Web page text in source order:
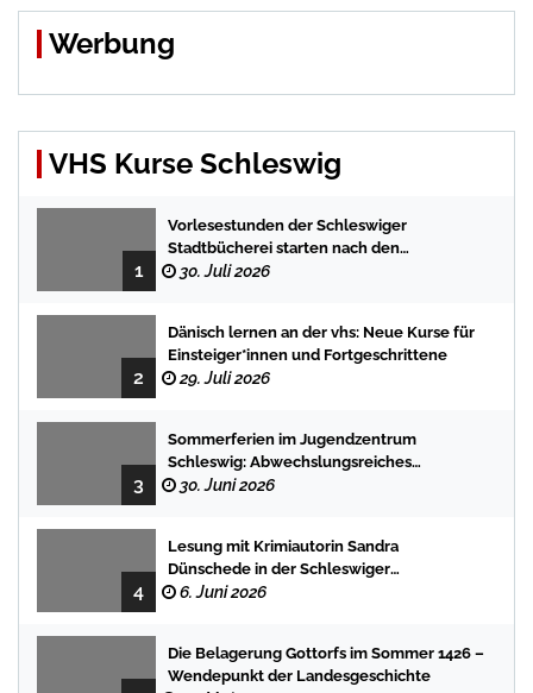
Werbung
VHS Kurse Schleswig
1
Vorlesestunden der Schleswiger
Stadtbücherei starten nach den
Sommerferien mit spannenden
30. Juli 2026
2
Dänisch lernen an der vhs: Neue Kurse für
Einsteiger*innen und Fortgeschrittene
29. Juli 2026
3
Sommerferien im Jugendzentrum
Schleswig: Abwechslungsreiches
Programm für Kinder und Jugendliche
30. Juni 2026
4
Lesung mit Krimiautorin Sandra
Dünschede in der Schleswiger
Stadtbücherei
6. Juni 2026
Die Belagerung Gottorfs im Sommer 1426 –
Wendepunkt der Landesgeschichte